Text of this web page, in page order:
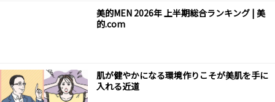
美的MEN 2026年 上半期総合ランキング | 美
的.com
肌が健やかになる環境作りこそが美肌を手に
入れる近道